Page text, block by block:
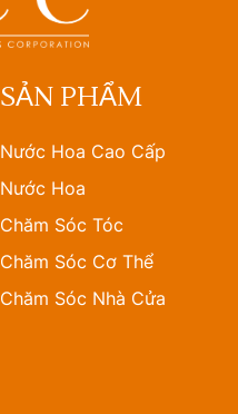
SẢN PHẨM
Nước Hoa Cao Cấp
Nước Hoa
Chăm Sóc Tóc
Chăm Sóc Cơ Thể
Chăm Sóc Nhà Cửa